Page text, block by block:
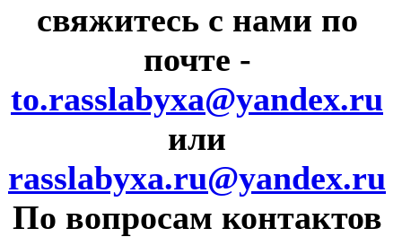
свяжитесь с нами по
почте -
to.rasslabyxa@yandex.ru
или
rasslabyxa.ru@yandex.ru
По вопросам контактов